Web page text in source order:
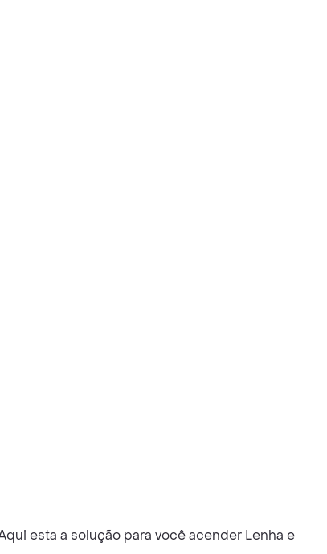
esta a solução para você acender Lenha e